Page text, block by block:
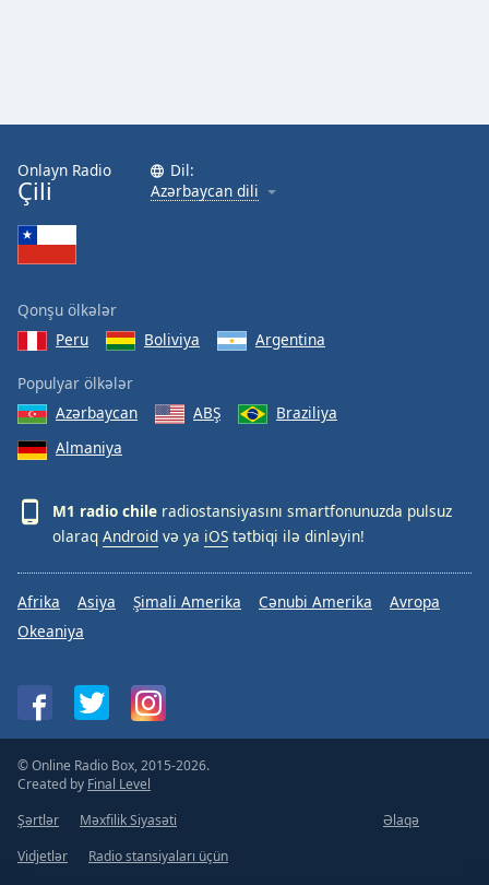
Onlayn Radio
Çili
Dil:
Azərbaycan dili
Qonşu ölkələr
Peru
Boliviya Argentina
Populyar ölkələr
Azərbaycan
ABŞ
Braziliya
Almaniya
M1 radio chile radiostansiyasını smartfonunuzda pulsuz
olaraq Android və ya iOS tətbiqi ilə dinləyin!
Afrika Asiya Şimali Amerika Cənubi Amerika
Avropa
Okeaniya
© Online Radio Box, 2015-2026.
Created by Final Level
Şərtlər
Məxfilik Siyasəti
Əlaqə
Vidjetlər
Radio stansiyaları üçün